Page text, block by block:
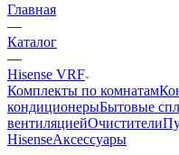
Главная
—
Каталог
—
Hisense VRF
Комплекты по комнатам
кондиционерыБытовые
вентиляциейОчистители
HisenseАксессуары